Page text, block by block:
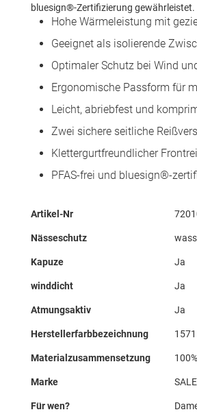
bluesign®-Zertifizierung gewährleistet.
Hohe Wärmeleistung mit
Geeignet als isolierende
Optimaler Schutz bei Wind
Ergonomische Passform für
Leicht, abriebfest und
Zwei sichere seitliche
Klettergurtfreundlicher
PFAS-frei und bluesign®-
Mehr
Artikel-Nr
Nässeschutz
Kapuze Ja
winddicht Ja
Atmungsaktiv Ja
Herstellerfarbbezeichnung 1571
Materialzusammensetzung
Marke
Für wen?